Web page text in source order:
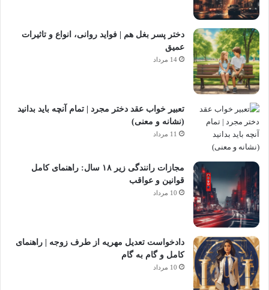
دختر پسر بغل هم | فواید روانی، انواع و تاثیرات
عمیق
14 مرداد
تعبیر خواب عقد دختر مجرد | تمام آنچه باید بدانید
(نشانه و معنی)
11 مرداد
مجازات رانندگی زیر ۱۸ سال: راهنمای کامل
قوانین و عواقب
10 مرداد
دادخواست تعدیل مهریه از طرف زوجه | راهنمای
کامل و گام به گام
10 مرداد